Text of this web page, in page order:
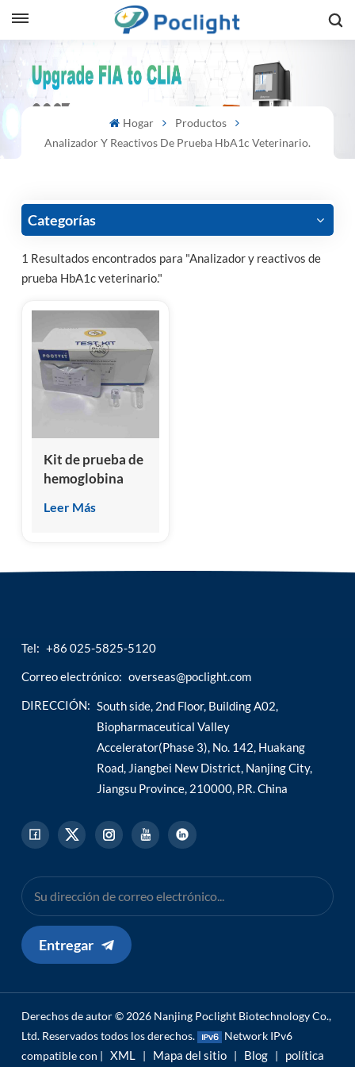
Hogar
Productos
Analizador Y Reactivos De Prueba HbA1c Veterinario.
Categorías
1 Resultados encontrados para "Analizador y reactivos de
prueba HbA1c veterinario."
Kit de prueba de
hemoglobina
canina y felina
quimioluminiscencia
Leer Más
Tel: +86 025-5825-5120
Correo electrónico: overseas@poclight.com
DIRECCIÓN: South side, 2nd Floor, Building A02,
Biopharmaceutical Valley
Accelerator(Phase 3), No. 142, Huakang
Road, Jiangbei New District, Nanjing City,
Jiangsu Province, 210000, P.R. China
Entregar
Derechos de autor © 2026 Nanjing Poclight Biotechnology Co.,
Ltd. Reservados todos los derechos.
Network IPv6
compatible con | XML | Mapa del sitio | Blog | política